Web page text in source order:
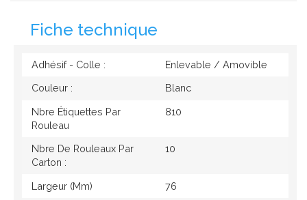
Fiche technique
Adhésif - Colle : Enlevable / Amovible
Couleur : Blanc
Nbre Étiquettes Par
Rouleau
810
Nbre De Rouleaux Par
Carton :
10
Largeur (mm) 76